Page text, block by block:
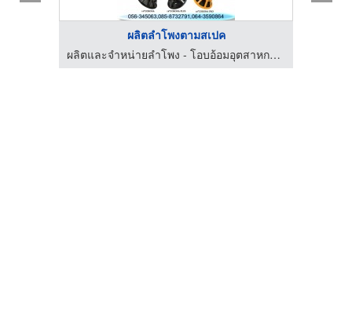
ผลิตลำโพงตามสเปค
ผลิตและจำหน่ายลำโพง - โอบอ้อมอุตสาหกรรม